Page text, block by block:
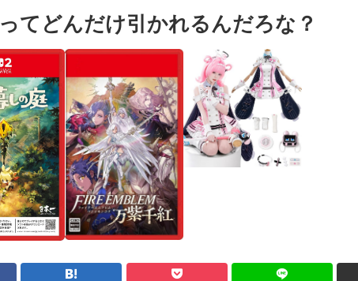
てどんだけ引かれるんだろな？